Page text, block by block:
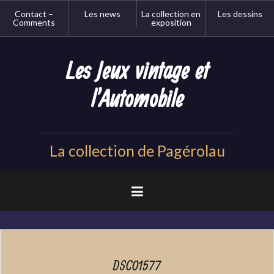
Contact –
Comments
Les news
La collection en
exposition
Les dessins
Les Jeux vintage et
l'Automobile
La collection de Pagérolau
DSC01577